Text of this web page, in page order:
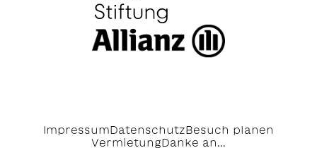
Impressum Datenschutz Besuch planen
Vermietung Danke an...